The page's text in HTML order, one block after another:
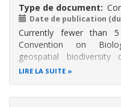
Type de document
Date de publication
Currently fewer than
Convention on
geospatial
decisions and
LIRE LA SUITE